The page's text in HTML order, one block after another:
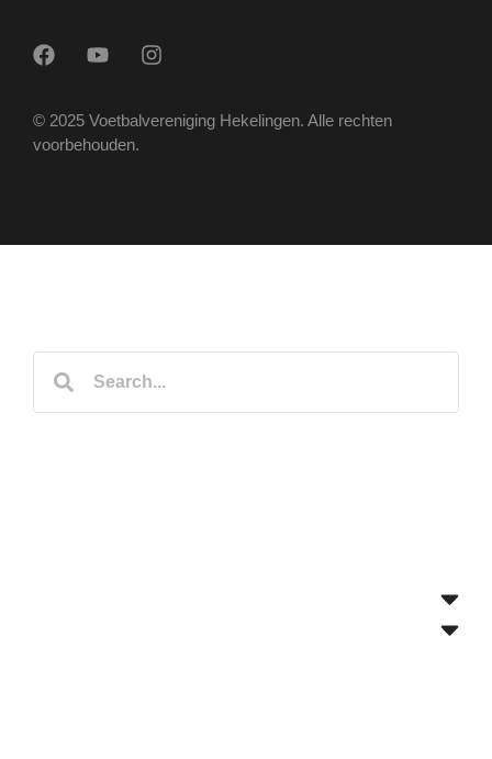
© 2025 Voetbalvereniging Hekelingen. Alle rechten
voorbehouden.